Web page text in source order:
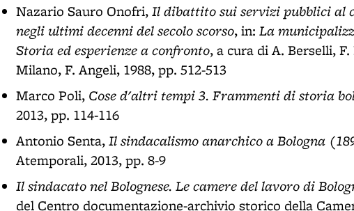
Nazario Sauro Onofri,Il dibattito sui servizi pubblici al
negli ultimi decenni del secolo scorso, in: La
Storia ed esperienze a confronto, a cura di A. Berselli,
Milano, F. Angeli, 1988, pp. 512-513
Marco Poli, Cose d'altri tempi 3. Frammenti di storia
2013, pp. 114-116
Antonio Senta,Il sindacalismo anarchico a Bologna
Atemporali, 2013, pp. 8-9
Il sindacato nel Bolognese. Le camere del lavoro di
del Centro documentazione-archivio storico della